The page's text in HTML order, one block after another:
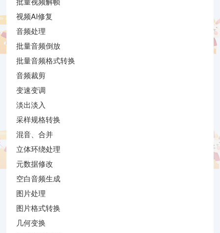
视频AI修复
音频处理
批量音频倒放
批量音频格式转换
音频裁剪
变速变调
淡出淡入
采样规格转换
混音、合并
立体环绕处理
元数据修改
空白音频生成
图片处理
图片格式转换
几何变换